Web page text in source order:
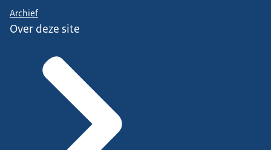
Archief
Over deze site